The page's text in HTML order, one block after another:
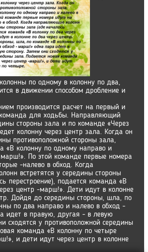
по одному в колонну по два,
в движении способом дробление и
производится расчет на первый и
для ходьбы. Направляющий
стороны зала и по команде «Через
колонну через центр зала. Когда он
противоположной стороны зала,
«В колонну по одному направо и
По этой команде первые номера
-налево в обход. Когда
встретятся у середины стороны
перестроение), подается команда «В
центр -марш!». Дети идут в колонне
Дойдя до середины стороны, шла, по
по два направо и налево в обход -
идет в правую, другая - в левую
сходятся у противоположной середины
команда «В колонну по четыре
и дети идут через центр в колонне